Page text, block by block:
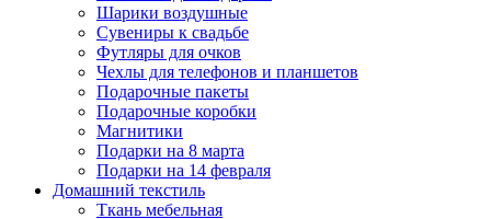
Шарики воздушные
Сувениры к свадьбе
Футляры для очков
Чехлы для телефонов и планшетов
Подарочные пакеты
Подарочные коробки
Магнитики
Подарки на 8 марта
Подарки на 14 февраля
Домашний текстиль
Ткань мебельная